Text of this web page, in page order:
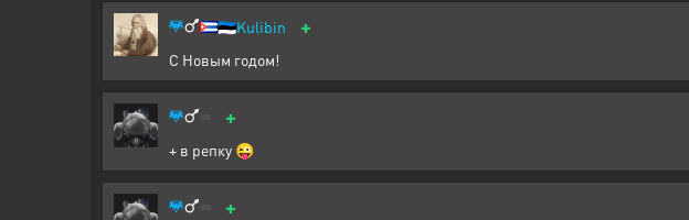
🇪🇪Kulibin +
С Новым годом!
+
+ в репку 😜
+